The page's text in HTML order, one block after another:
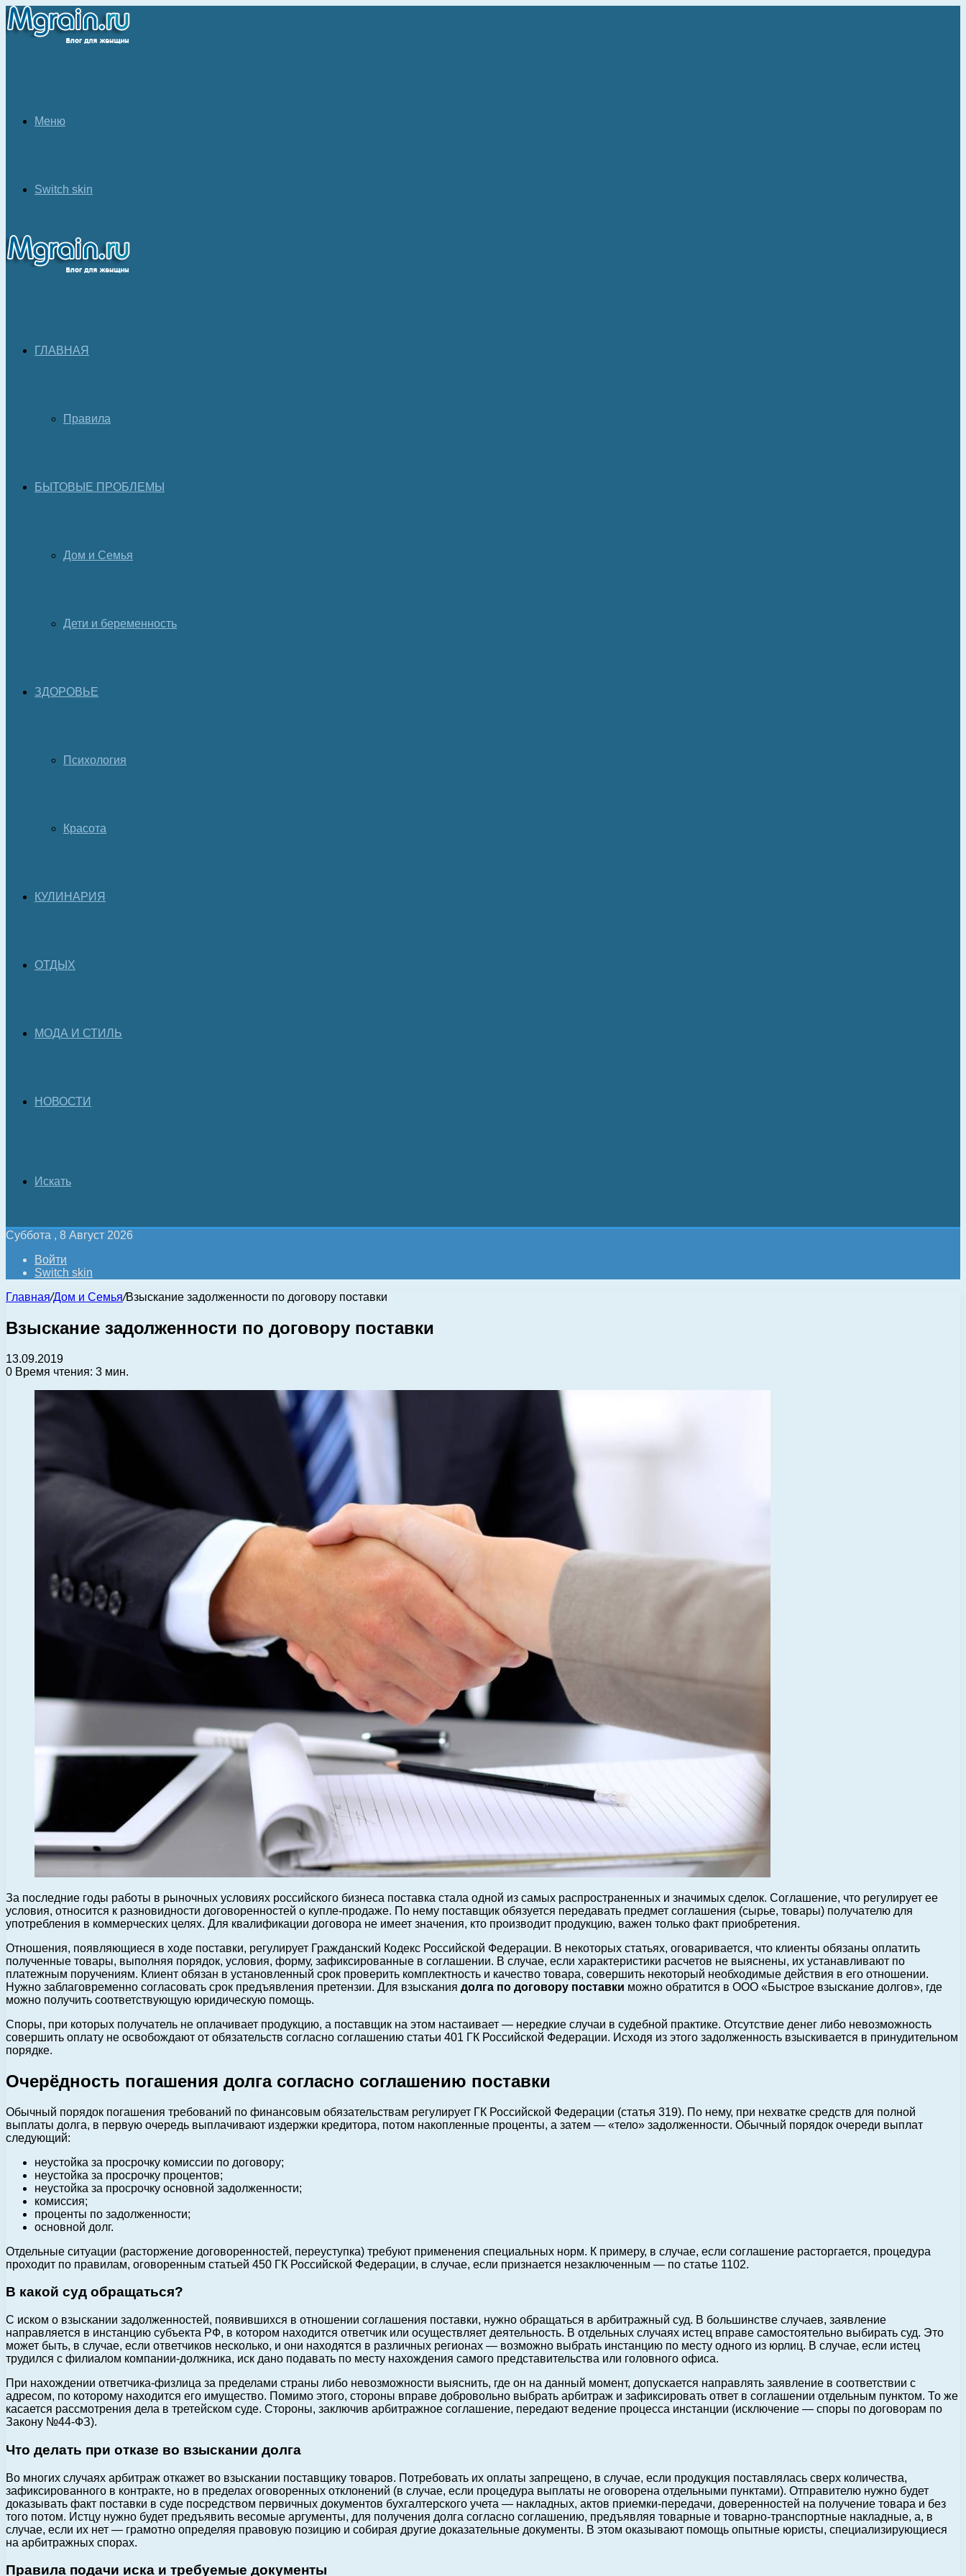
Меню
Switch skin
ГЛАВНАЯ
Правила
БЫТОВЫЕ ПРОБЛЕМЫ
Дом и Семья
Дети и беременность
ЗДОРОВЬЕ
Психология
Красота
КУЛИНАРИЯ
ОТДЫХ
МОДА И СТИЛЬ
НОВОСТИ
Искать
Суббота , 8 Август 2026
Войти
Switch skin
Главная/Дом и Семья/Взыскание задолженности по договору поставки
Взыскание задолженности по договору поставки
13.09.2019
0 Время чтения: 3 мин.
За последние годы работы в рыночных условиях российского бизнеса поставка стала одной из самых распространенных и значимых сделок. Соглашение, что регулирует ее
условия, относится к разновидности договоренностей о купле-продаже. По нему поставщик обязуется передавать предмет соглашения (сырье, товары) получателю для
употребления в коммерческих целях. Для квалификации договора не имеет значения, кто производит продукцию, важен только факт приобретения.
Отношения, появляющиеся в ходе поставки, регулирует Гражданский Кодекс Российской Федерации. В некоторых статьях, оговаривается, что клиенты обязаны оплатить
полученные товары, выполняя порядок, условия, форму, зафиксированные в соглашении. В случае, если характеристики расчетов не выяснены, их устанавливают по
платежным поручениям. Клиент обязан в установленный срок проверить комплектность и качество товара, совершить некоторый необходимые действия в его отношении.
Нужно заблаговременно согласовать срок предъявления претензии. Для взыскания долга по договору поставки можно обратится в ООО «Быстрое взыскание долгов», где
можно получить соответствующую юридическую помощь.
Споры, при которых получатель не оплачивает продукцию, а поставщик на этом настаивает — нередкие случаи в судебной практике. Отсутствие денег либо невозможность
совершить оплату не освобождают от обязательств согласно соглашению статьи 401 ГК Российской Федерации. Исходя из этого задолженность взыскивается в принудительном
порядке.
Очерёдность погашения долга согласно соглашению поставки
Обычный порядок погашения требований по финансовым обязательствам регулирует ГК Российской Федерации (статья 319). По нему, при нехватке средств для полной
выплаты долга, в первую очередь выплачивают издержки кредитора, потом накопленные проценты, а затем — «тело» задолженности. Обычный порядок очереди выплат
следующий:
неустойка за просрочку комиссии по договору;
неустойка за просрочку процентов;
неустойка за просрочку основной задолженности;
комиссия;
проценты по задолженности;
основной долг.
Отдельные ситуации (расторжение договоренностей, переуступка) требуют применения специальных норм. К примеру, в случае, если соглашение расторгается, процедура
проходит по правилам, оговоренным статьей 450 ГК Российской Федерации, в случае, если признается незаключенным — по статье 1102.
В какой суд обращаться?
С иском о взыскании задолженностей, появившихся в отношении соглашения поставки, нужно обращаться в арбитражный суд. В большинстве случаев, заявление
направляется в инстанцию субъекта РФ, в котором находится ответчик или осуществляет деятельность. В отдельных случаях истец вправе самостоятельно выбирать суд. Это
может быть, в случае, если ответчиков несколько, и они находятся в различных регионах — возможно выбрать инстанцию по месту одного из юрлиц. В случае, если истец
трудился с филиалом компании-должника, иск дано подавать по месту нахождения самого представительства или головного офиса.
При нахождении ответчика-физлица за пределами страны либо невозможности выяснить, где он на данный момент, допускается направлять заявление в соответствии с
адресом, по которому находится его имущество. Помимо этого, стороны вправе добровольно выбрать арбитраж и зафиксировать ответ в соглашении отдельным пунктом. То же
касается рассмотрения дела в третейском суде. Стороны, заключив арбитражное соглашение, передают ведение процесса инстанции (исключение — споры по договорам по
Закону №44-ФЗ).
Что делать при отказе во взыскании долга
Во многих случаях арбитраж откажет во взыскании поставщику товаров. Потребовать их оплаты запрещено, в случае, если продукция поставлялась сверх количества,
зафиксированного в контракте, но в пределах оговоренных отклонений (в случае, если процедура выплаты не оговорена отдельными пунктами). Отправителю нужно будет
доказывать факт поставки в суде посредством первичных документов бухгалтерского учета — накладных, актов приемки-передачи, доверенностей на получение товара и без
того потом. Истцу нужно будет предъявить весомые аргументы, для получения долга согласно соглашению, предъявляя товарные и товарно-транспортные накладные, а, в
случае, если их нет — грамотно определяя правовую позицию и собирая другие доказательные документы. В этом оказывают помощь опытные юристы, специализирующиеся
на арбитражных спорах.
Правила подачи иска и требуемые документы